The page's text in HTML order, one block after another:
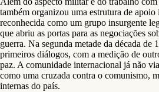
também organizou uma estrutura de
reconhecida como um grupo insurgente
que abriu as portas para as negociações
guerra. Na segunda metade da década de
primeiros diálogos, com a medição de
paz. A comunidade internacional já não
como uma cruzada contra o comunismo,
internas do país.